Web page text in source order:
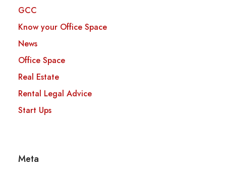
GCC
Know your Office Space
News
Office Space
Real Estate
Rental Legal Advice
Start Ups
Meta